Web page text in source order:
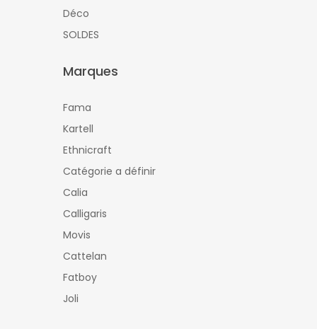
Déco
SOLDES
Marques
Fama
Kartell
Ethnicraft
Catégorie a définir
Calia
Calligaris
Movis
Cattelan
Fatboy
Joli